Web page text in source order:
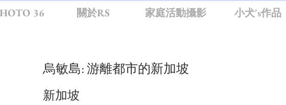
36 關於RS 家庭活動攝影 小犬's作品
烏敏島: 游離都市的新加坡
新加坡